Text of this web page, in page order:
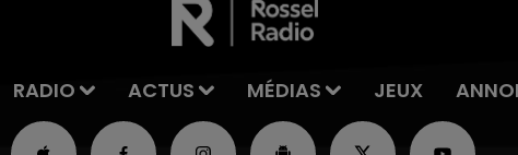
RADIO ACTUS MÉDIAS JEUX